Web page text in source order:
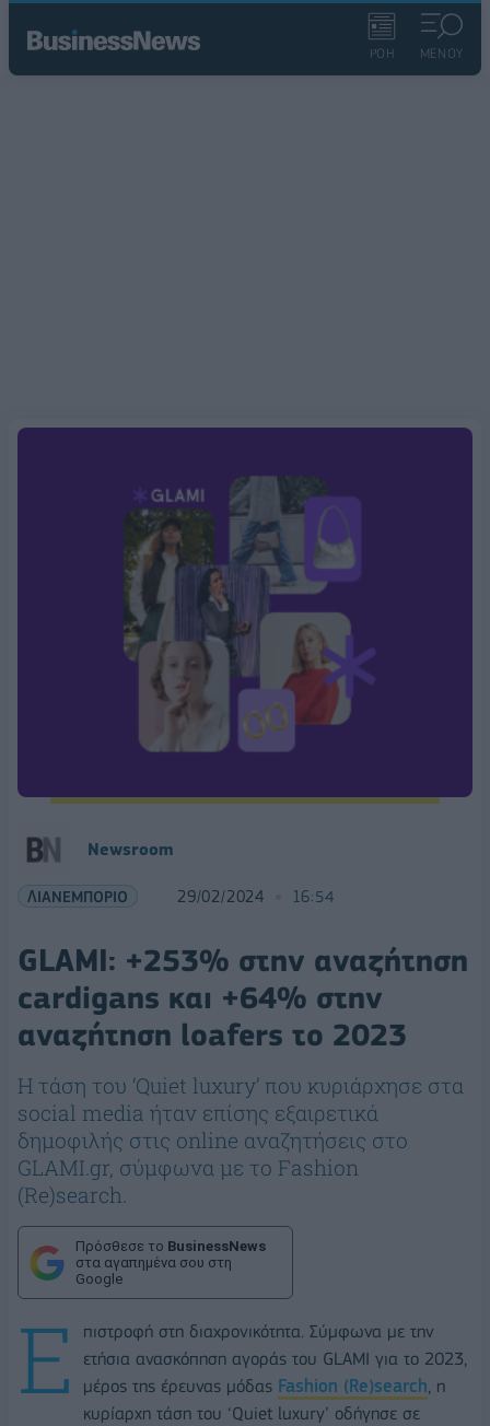
ΡΟΗ ΜΕΝΟΥ
Newsroom
ΛΙΑΝΕΜΠΟΡΙΟ 29/02/2024 16:54
GLAMI: +253% στην αναζήτηση
cardigans και +64% στην
αναζήτηση loafers το 2023
Η τάση του ‘Quiet luxury’ που κυριάρχησε στα
social media ήταν επίσης εξαιρετικά
δημοφιλής στις online αναζητήσεις στο
GLAMI.gr, σύμφωνα με το Fashion
(Re)search.
Πρόσθεσε το BusinessNews
στα αγαπημένα σου στη
Google
Ε
πιστροφή στη διαχρονικότητα. Σύμφωνα με την
ετήσια ανασκόπηση αγοράς του GLAMI για το 2023,
μέρος της έρευνας μόδας Fashion (Re)search, η
κυρίαρχη τάση του ‘Quiet luxury’ οδήγησε σε